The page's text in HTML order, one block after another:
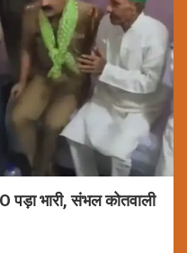
पड़ा भारी, संभल कोतवाली